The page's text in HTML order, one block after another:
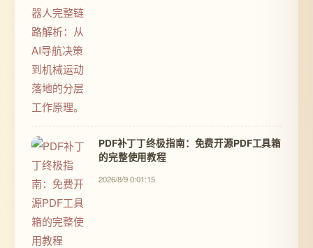
PDF补丁丁终极指南：免费开源PDF工具箱
的完整使用教程
2026/8/9 0:01:15